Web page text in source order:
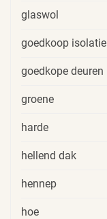
glaswol
goedkoop isolatie
goedkope deuren
groene
harde
hellend dak
hennep
hoe